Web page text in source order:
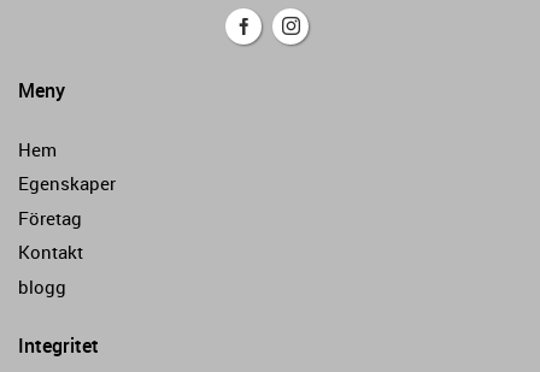
Meny
Hem
Egenskaper
Företag
Kontakt
blogg
Integritet